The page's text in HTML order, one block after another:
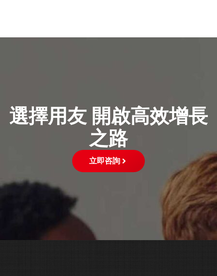
選擇用友 開啟高效增長
之路
立即咨詢